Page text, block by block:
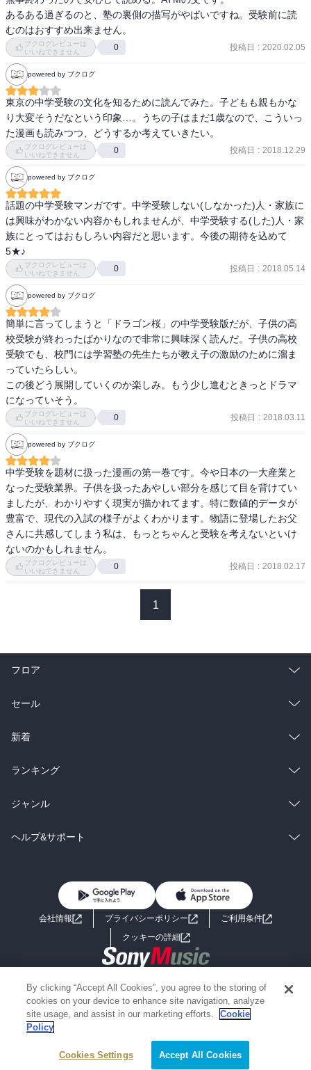
もっとも、紹介した学校は「持ち偏差どんだけ足りないのか」と橘
先生があきれる上位校ばかり。一方で桂先生の「毎年必ず出るじゃ
ないですか、ミラクル下克上系。特に男子は」の言葉もあって、相
変わらず黒木の真意は測りかねる状態です。
さて、1巻ですでに、気になる子が３人出てきてしまいました。
この時点では鼻持ちならない嫌味な子、前田花恋。
サッカー少年、粘りが身上、三浦佑星。
受験の動機付けができて、下剋上なるか、加藤匠。
これまでに黒木が語った中学受験論は
・　平凡な子ほど中学受験すべき。
・　才能がものをいう芸術・スポーツは厳しい。勉強のほうがまだ
努力のリターンが得やすい。
・　他に好きなことがある子ほど受験をやめなくていい。
さらに、細かい伏線が気になります。
冒頭、黒木の左手首にミサンガ？が巻かれているのがクローズアッ
プされています。
何かを心に誓うところがあって、事あるごとにミサンガに触れて誓
いを再確認しているのではないか。
あと、黒木の机の上がぐっちゃぐちゃです。
「勉強のできない人の気持ちがわからないんですね」との佐倉の発
言に「――はい。わかりません」と答えているのですが、これ、皮
肉や嫌味ではなく、本当にわからなくて理解できるようになりたい
と思っていることが後の巻で出てきます。本筋と関係あるかどうか
わかりませんが、黒木には大人の発達障害が入っているんじゃない
かなあと思ったりします。
黒木がサッカーの経験者らしいことも何かの伏線なのでしょうか。
現在10巻まで読み進んでいますが、もっとたくさんの生徒が、もっ
とたくさんの講師が、もっと気になっている状態ですｗ
あるある過ぎるのと、塾の裏側の描写がやばいですね。受験前に読
むのはおすすめ出来ません。
ブクログレビューは
いいねできません
0 投稿日 : 2020.02.05
powered by ブクログ
東京の中学受験の文化を知るために読んでみた。子どもも親もかな
り大変そうだなという印象…。うちの子はまだ1歳なので、こういっ
た漫画も読みつつ、どうするか考えていきたい。
ブクログレビューは
いいねできません
0 投稿日 : 2018.12.29
powered by ブクログ
話題の中学受験マンガです。中学受験しない(しなかった)人・家族に
は興味がわかない内容かもしれませんが、中学受験する(した)人・家
族にとってはおもしろい内容だと思います。今後の期待を込めて
5★♪
ブクログレビューは
いいねできません
0 投稿日 : 2018.05.14
powered by ブクログ
簡単に言ってしまうと「ドラゴン桜」の中学受験版だが、子供の高
校受験が終わったばかりなので非常に興味深く読んだ。子供の高校
受験でも、校門には学習塾の先生たちが教え子の激励のために溜ま
っていたらしい。
この後どう展開していくのか楽しみ。もう少し進むときっとドラマ
になっていそう。
ブクログレビューは
いいねできません
0 投稿日 : 2018.03.11
powered by ブクログ
中学受験を題材に扱った漫画の第一巻です。今や日本の一大産業と
なった受験業界。子供を扱ったあやしい部分を感じて目を背けてい
ましたが、わかりやすく現実が描かれてます。特に数値的データが
豊富で、現代の入試の様子がよくわかります。物語に登場したお父
さんに共感してしまう私は、もっとちゃんと受験を考えないといけ
ないのかもしれません。
ブクログレビューは
いいねできません
0 投稿日 : 2018.02.17
1
フロア
総合
ラノベ
雑誌・グラビア
BL・TL
セール
総合
ラノベ
雑誌・グラビア
BL・TL
新着
総合
ラノベ
雑誌・グラビア
ランキング
総合
ラノベ
ジャンル
コミック
ライトノベル 男子向けラノベ
小説
海外小説
ミステリー SF
歴史・時代小説
グラビア写真集
ヘルプ&サポート
よくあるご質問 お問い合わせ
会社情報 プライバシーポリシー
ご利用条件
クッキーの詳細
Copyright 2017 - 2026 Sony Music Entertainment(Japan) Inc.
Information on the site is for the Japan domestic market only
powered by
By clicking “Accept All Cookies”, you agree to the storing of
cookies on your device to enhance site navigation, analyze
site usage, and assist in our marketing efforts.
Cookie
Policy
Cookies Settings Accept All Cookies